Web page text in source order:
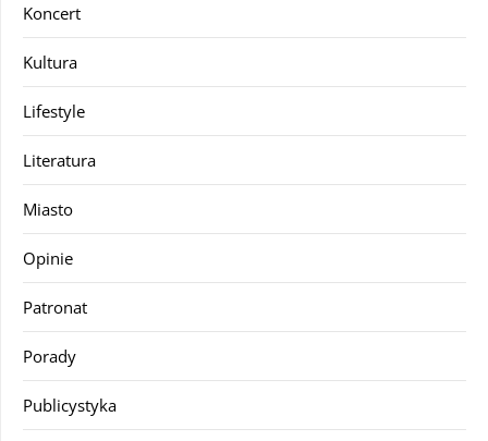
Koncert
Kultura
Lifestyle
Literatura
Miasto
Opinie
Patronat
Porady
Publicystyka